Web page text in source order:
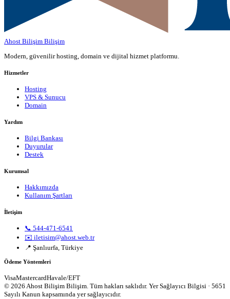
Ahost Bilişim Bilişim
Modern, güvenilir hosting, domain ve dijital hizmet platformu.
Hizmetler
Hosting
VPS & Sunucu
Domain
Yardım
Bilgi Bankası
Duyurular
Destek
Kurumsal
Hakkımızda
Kullanım Şartları
İletişim
📞 544-471-6541
✉️ iletisim@ahost.web.tr
📍 Şanlıurfa, Türkiye
Ödeme Yöntemleri
VisaMastercardHavale/EFT
© 2026 Ahost Bilişim Bilişim. Tüm hakları saklıdır. Yer Sağlayıcı Bilgisi · 5651
Sayılı Kanun kapsamında yer sağlayıcıdır.